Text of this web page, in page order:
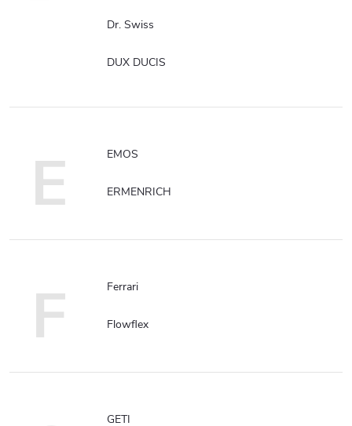
Dr. Swiss
DUX DUCIS
E EMOS
ERMENRICH
F Ferrari
Flowflex
GETI